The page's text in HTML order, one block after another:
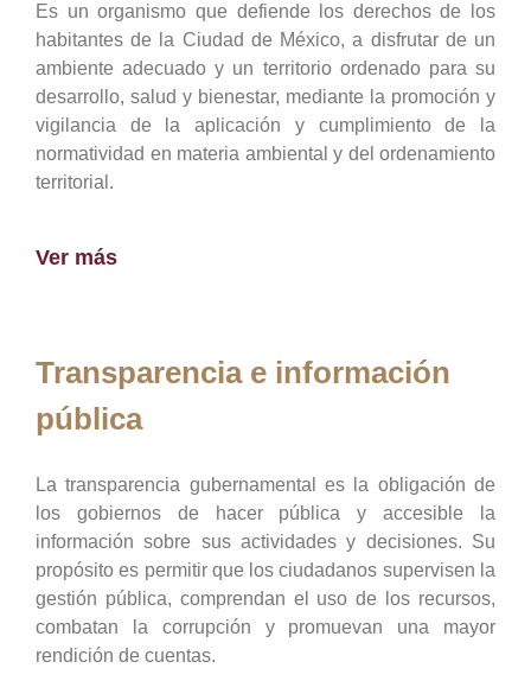
Es un organismo que defiende los derechos de los
habitantes de la Ciudad de México, a disfrutar de un
ambiente adecuado y un territorio ordenado para su
desarrollo, salud y bienestar, mediante la promoción y
vigilancia de la aplicación y cumplimiento de la
normatividad en materia ambiental y del ordenamiento
territorial.
Ver más
Transparencia e información
pública
La transparencia gubernamental es la obligación de
los gobiernos de hacer pública y accesible la
información sobre sus actividades y decisiones. Su
propósito es permitir que los ciudadanos supervisen la
gestión pública, comprendan el uso de los recursos,
combatan la corrupción y promuevan una mayor
rendición de cuentas.